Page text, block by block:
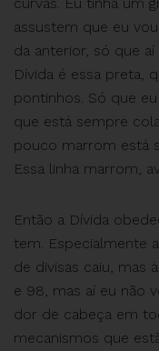
assustem que eu
da anterior, só que
Dívida é essa preta,
pontinhos. Só que
que está sempre
pouco marrom está
Essa linha marrom,
Então a Dívida
tem. Especialmente
de divisas caiu, mas
e 98, mas aí eu não
dor de cabeça em
mecanismos que